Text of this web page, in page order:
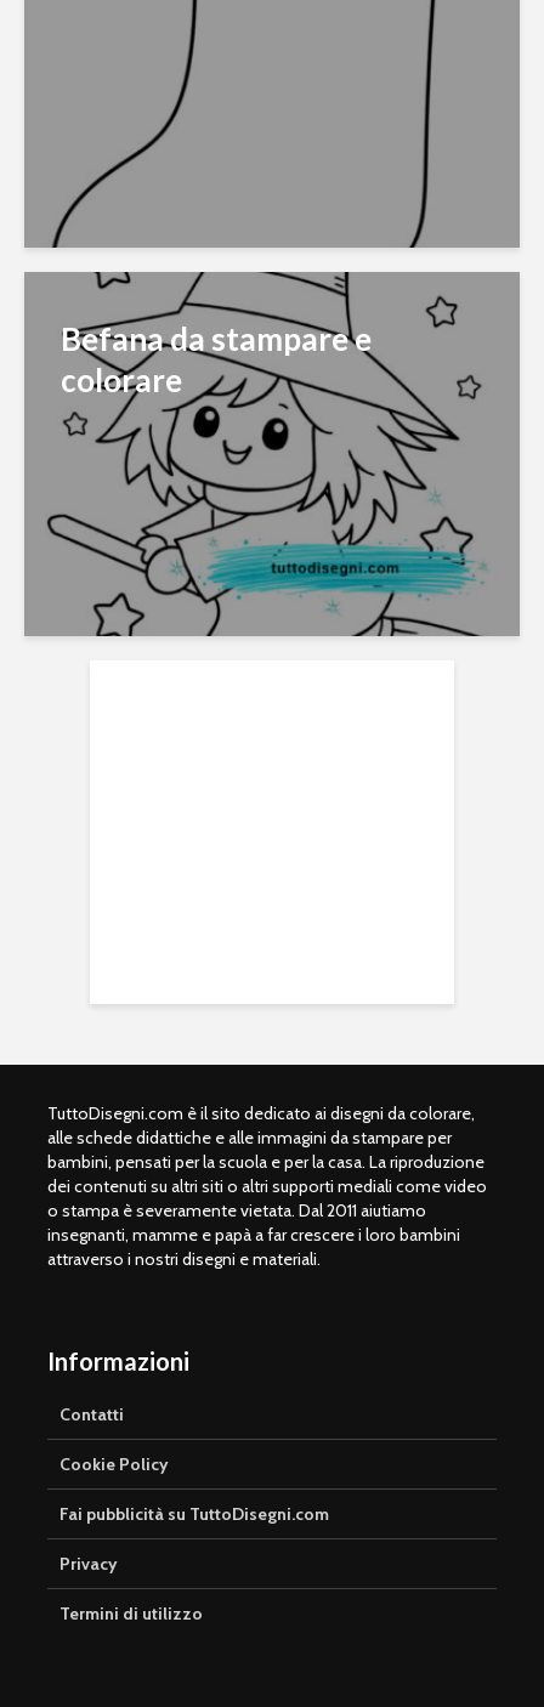
Befana da stampare e
colorare
TuttoDisegni.com è il sito dedicato ai disegni da colorare,
alle schede didattiche e alle immagini da stampare per
bambini, pensati per la scuola e per la casa. La riproduzione
dei contenuti su altri siti o altri supporti mediali come video
o stampa è severamente vietata. Dal 2011 aiutiamo
insegnanti, mamme e papà a far crescere i loro bambini
attraverso i nostri disegni e materiali.
Informazioni
Contatti
Cookie Policy
Fai pubblicità su TuttoDisegni.com
Privacy
Termini di utilizzo